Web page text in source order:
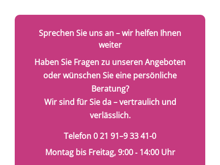
Sprechen Sie uns an – wir helfen Ihnen
weiter
Haben Sie Fragen zu unseren Angeboten
oder wünschen Sie eine persönliche
Beratung?
Wir sind für Sie da – vertraulich und
verlässlich.
Telefon 0 21 91–9 33 41-0
Montag bis Freitag, 9:00 ‑ 14:00 Uhr